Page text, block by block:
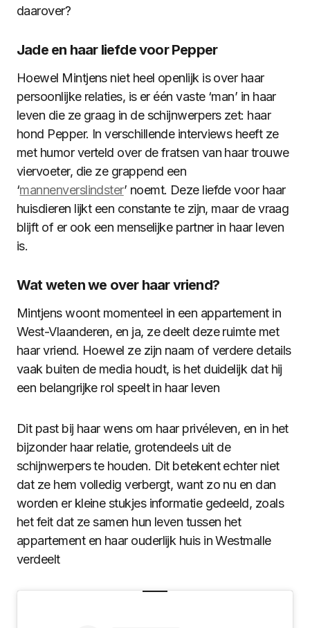
daarover?
Jade en haar liefde voor Pepper
Hoewel Mintjens niet heel openlijk is over haar
persoonlijke relaties, is er één vaste ‘man’ in haar
leven die ze graag in de schijnwerpers zet: haar
hond Pepper. In verschillende interviews heeft ze
met humor verteld over de fratsen van haar trouwe
viervoeter, die ze grappend een
‘mannenverslindster’ noemt​. Deze liefde voor haar
huisdieren lijkt een constante te zijn, maar de vraag
blijft of er ook een menselijke partner in haar leven
is.
Wat weten we over haar vriend?
Mintjens woont momenteel in een appartement in
West-Vlaanderen, en ja, ze deelt deze ruimte met
haar vriend. Hoewel ze zijn naam of verdere details
vaak buiten de media houdt, is het duidelijk dat hij
een belangrijke rol speelt in haar leven​
Dit past bij haar wens om haar privéleven, en in het
bijzonder haar relatie, grotendeels uit de
schijnwerpers te houden. Dit betekent echter niet
dat ze hem volledig verbergt, want zo nu en dan
worden er kleine stukjes informatie gedeeld, zoals
het feit dat ze samen hun leven tussen het
appartement en haar ouderlijk huis in Westmalle
verdeelt​